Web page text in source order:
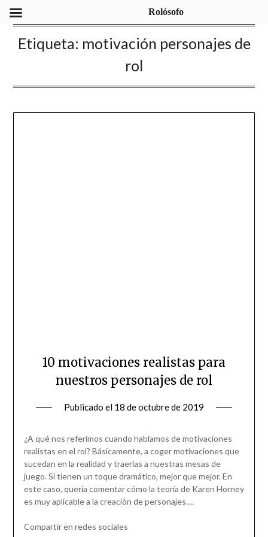
Etiqueta: motivación personajes de
rol
10 motivaciones realistas para
nuestros personajes de rol
Publicado el 18 de octubre de 2019
¿A qué nos referimos cuando hablamos de motivaciones
realistas en el rol? Básicamente, a coger motivaciones que
sucedan en la realidad y traerlas a nuestras mesas de
juego. Si tienen un toque dramático, mejor que mejor. En
este caso, quería comentar cómo la teoría de Karen Horney
es muy aplicable a la creación de personajes….
Compartir en redes sociales
Rolósofo